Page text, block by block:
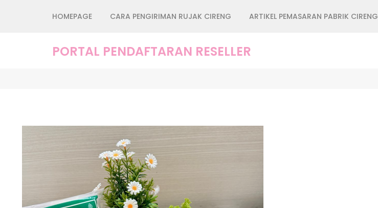
HOMEPAGE CARA PENGIRIMAN RUJAK CIRENG ARTIKEL PEMASARAN PABRIK CIRENG
PORTAL PENDAFTARAN RESELLER